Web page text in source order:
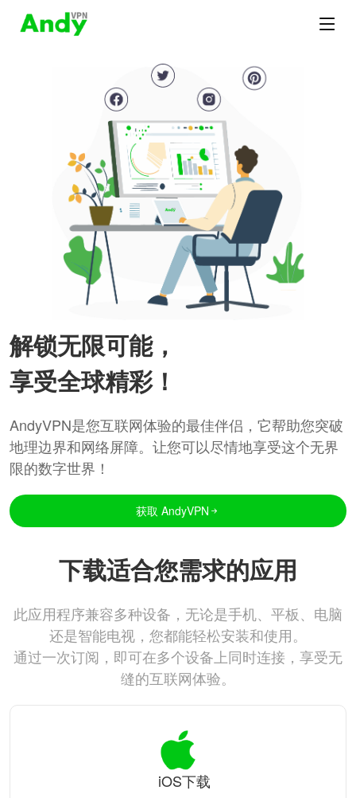
解锁无限可能，
享受全球精彩！
AndyVPN是您互联网体验的最佳伴侣，它帮助您突破
地理边界和网络屏障。让您可以尽情地享受这个无界
限的数字世界！
获取 AndyVPN
下载适合您需求的应用
此应用程序兼容多种设备，无论是手机、平板、电脑
还是智能电视，您都能轻松安装和使用。
通过一次订阅，即可在多个设备上同时连接，享受无
缝的互联网体验。
iOS下载